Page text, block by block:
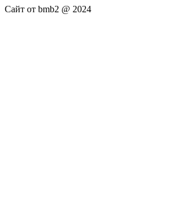
Сайт от bmb2 @ 2024